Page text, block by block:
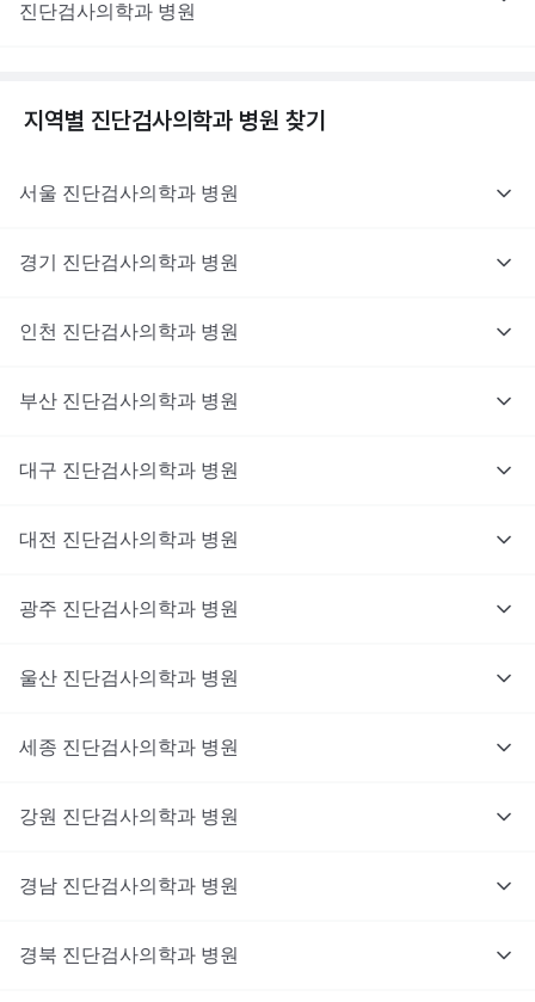
진단검사의학과 병원
지역별 진단검사의학과 병원 찾기
서울 진단검사의학과 병원
경기 진단검사의학과 병원
인천 진단검사의학과 병원
부산 진단검사의학과 병원
대구 진단검사의학과 병원
대전 진단검사의학과 병원
광주 진단검사의학과 병원
울산 진단검사의학과 병원
세종 진단검사의학과 병원
강원 진단검사의학과 병원
경남 진단검사의학과 병원
경북 진단검사의학과 병원